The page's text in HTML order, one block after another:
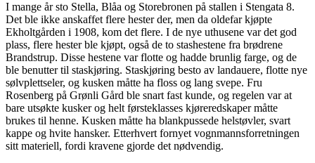
I mange år sto Stella, Blåa og Storebronen på stallen i Stengata 8.
Det ble ikke anskaffet flere hester der, men da oldefar kjøpte
Ekholtgården i 1908, kom det flere. I de nye uthusene var det god
plass, flere hester ble kjøpt, også de to stashestene fra brødrene
Brandstrup. Disse hestene var flotte og hadde brunlig farge, og de
ble benutter til staskjøring. Staskjøring besto av landauere, flotte nye
sølvplettseler, og kusken måtte ha floss og lang svepe. Fru
Rosenberg på Grønli Gård ble snart fast kunde, og regelen var at
bare utsøkte kusker og helt førsteklasses kjøreredskaper måtte
brukes til henne. Kusken måtte ha blankpussede helstøvler, svart
kappe og hvite hansker. Etterhvert fornyet vognmannsforretningen
sitt materiell, fordi kravene gjorde det nødvendig.